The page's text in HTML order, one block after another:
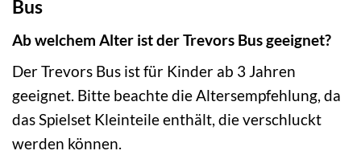
Bus
Ab welchem Alter ist der Trevors Bus geeignet?
Der Trevors Bus ist für Kinder ab 3 Jahren
geeignet. Bitte beachte die Altersempfehlung, da
das Spielset Kleinteile enthält, die verschluckt
werden können.